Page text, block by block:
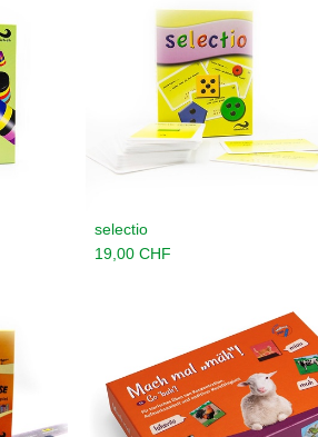
selectio
19,00CHF